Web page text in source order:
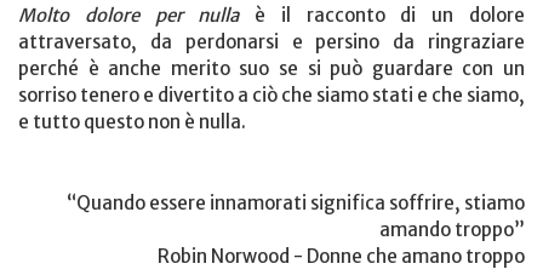
Molto dolore per nullaè il racconto di un dolore
attraversato, da perdonarsi e persino da ringraziare
perché è anche merito suo se si può guardare con un
sorriso tenero e divertito a ciò che siamo stati e che siamo,
e tutto questo non è nulla.
“Quando essere innamorati significa soffrire, stiamo
amando troppo”
Robin Norwood - Donne che amano troppo